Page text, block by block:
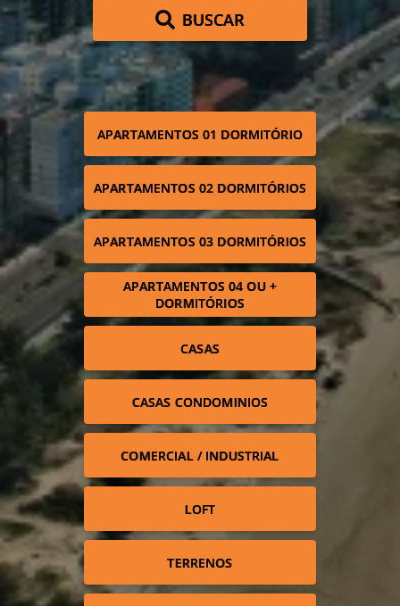
BUSCAR
APARTAMENTOS 01 DORMITÓRIO
APARTAMENTOS 02 DORMITÓRIOS
APARTAMENTOS 03 DORMITÓRIOS
APARTAMENTOS 04 OU +
DORMITÓRIOS
CASAS
CASAS CONDOMINIOS
COMERCIAL / INDUSTRIAL
LOFT
TERRENOS